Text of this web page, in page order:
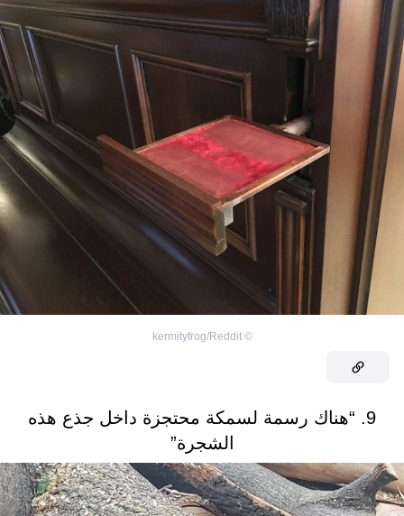
©
kermityfrog/Reddit
9. “هناك رسمة لسمكة محتجزة داخل جذع هذه
الشجرة”